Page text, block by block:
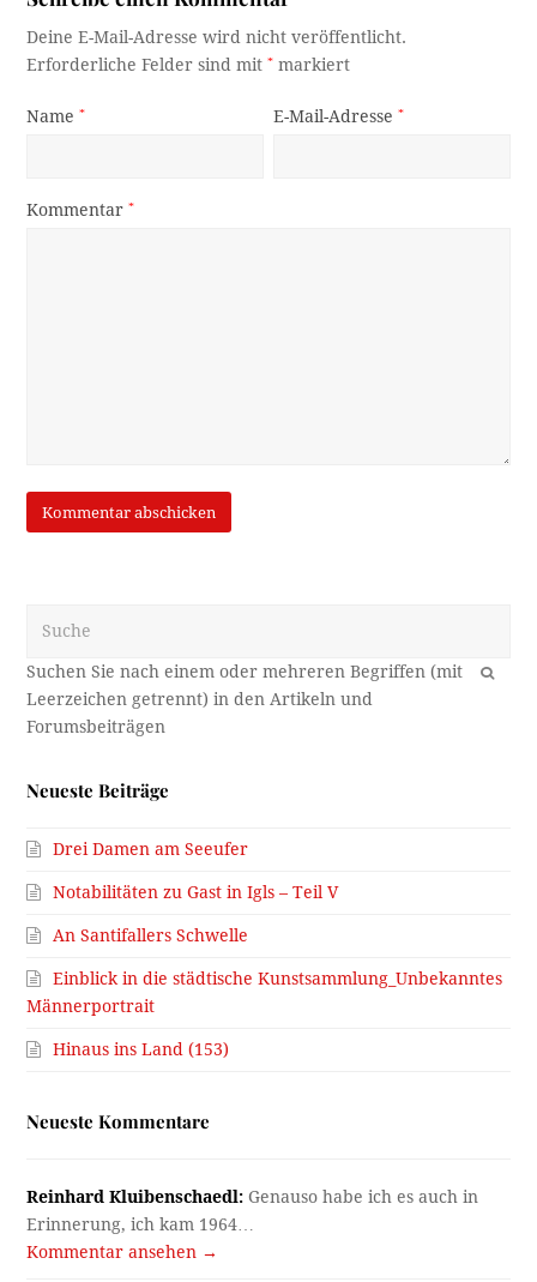
Deine E-Mail-Adresse wird nicht veröffentlicht.
Erforderliche Felder sind mit* markiert
Name* E-Mail-Adresse*
Kommentar*
OK
Neueste Beiträge
Drei Damen am Seeufer
Notabilitäten zu Gast in Igls – Teil V
An Santifallers Schwelle
Einblick in die städtische Kunstsammlung_Unbekanntes
Männerportrait
Hinaus ins Land (153)
Neueste Kommentare
Reinhard Kluibenschaedl: Genauso habe ich es auch in
Erinnerung, ich kam 1964…
Kommentar ansehen →